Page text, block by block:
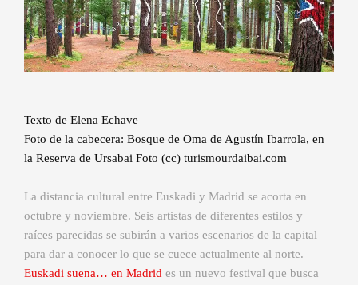
Texto de Elena Echave
Foto de la cabecera: Bosque de Oma de Agustín Ibarrola, en
la Reserva de Ursabai Foto (cc) turismourdaibai.com
La distancia cultural entre Euskadi y Madrid se acorta en
octubre y noviembre. Seis artistas de diferentes estilos y
raíces parecidas se subirán a varios escenarios de la capital
para dar a conocer lo que se cuece actualmente al norte.
Euskadi suena… en Madrid es un nuevo festival que busca